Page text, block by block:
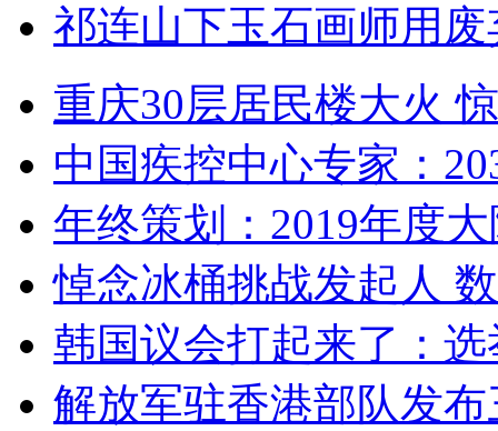
祁连山下玉石画师用
重庆30层居民楼大火
中国疾控中心专家：
年终策划：2019年度
悼念冰桶挑战发起人
韩国议会打起来了：
解放军驻香港部队发